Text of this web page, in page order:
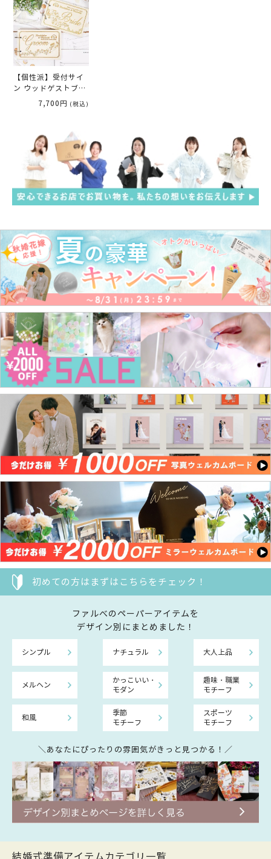
【個性派】受付サイ
ン ウッドゲストブッ
ク「ミュージック」
（芳名カードorチェ
7,700円 (税込)
初めての方はまずはこちらをチェック！
ファルべのペーパーアイテムを
デザイン別にまとめました！
シンプル ナチュラル 大人上品
メルヘン
かっこいい・
モダン
趣味・職業
モチーフ
和風
季節
モチーフ
スポーツ
モチーフ
＼あなたにぴったりの雰囲気がきっと見つかる！／